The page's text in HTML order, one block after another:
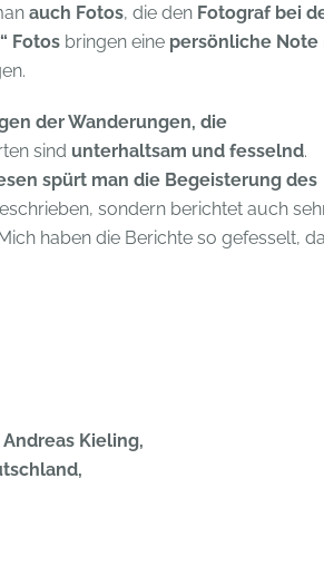
auch Fotos, die den Fotograf bei
Fotos bringen eine persönliche Note
der Wanderungen, die
sind unterhaltsam und fesselnd.
spürt man die Begeisterung des
sondern berichtet auch
haben die Berichte so gefesselt,
Kieling,